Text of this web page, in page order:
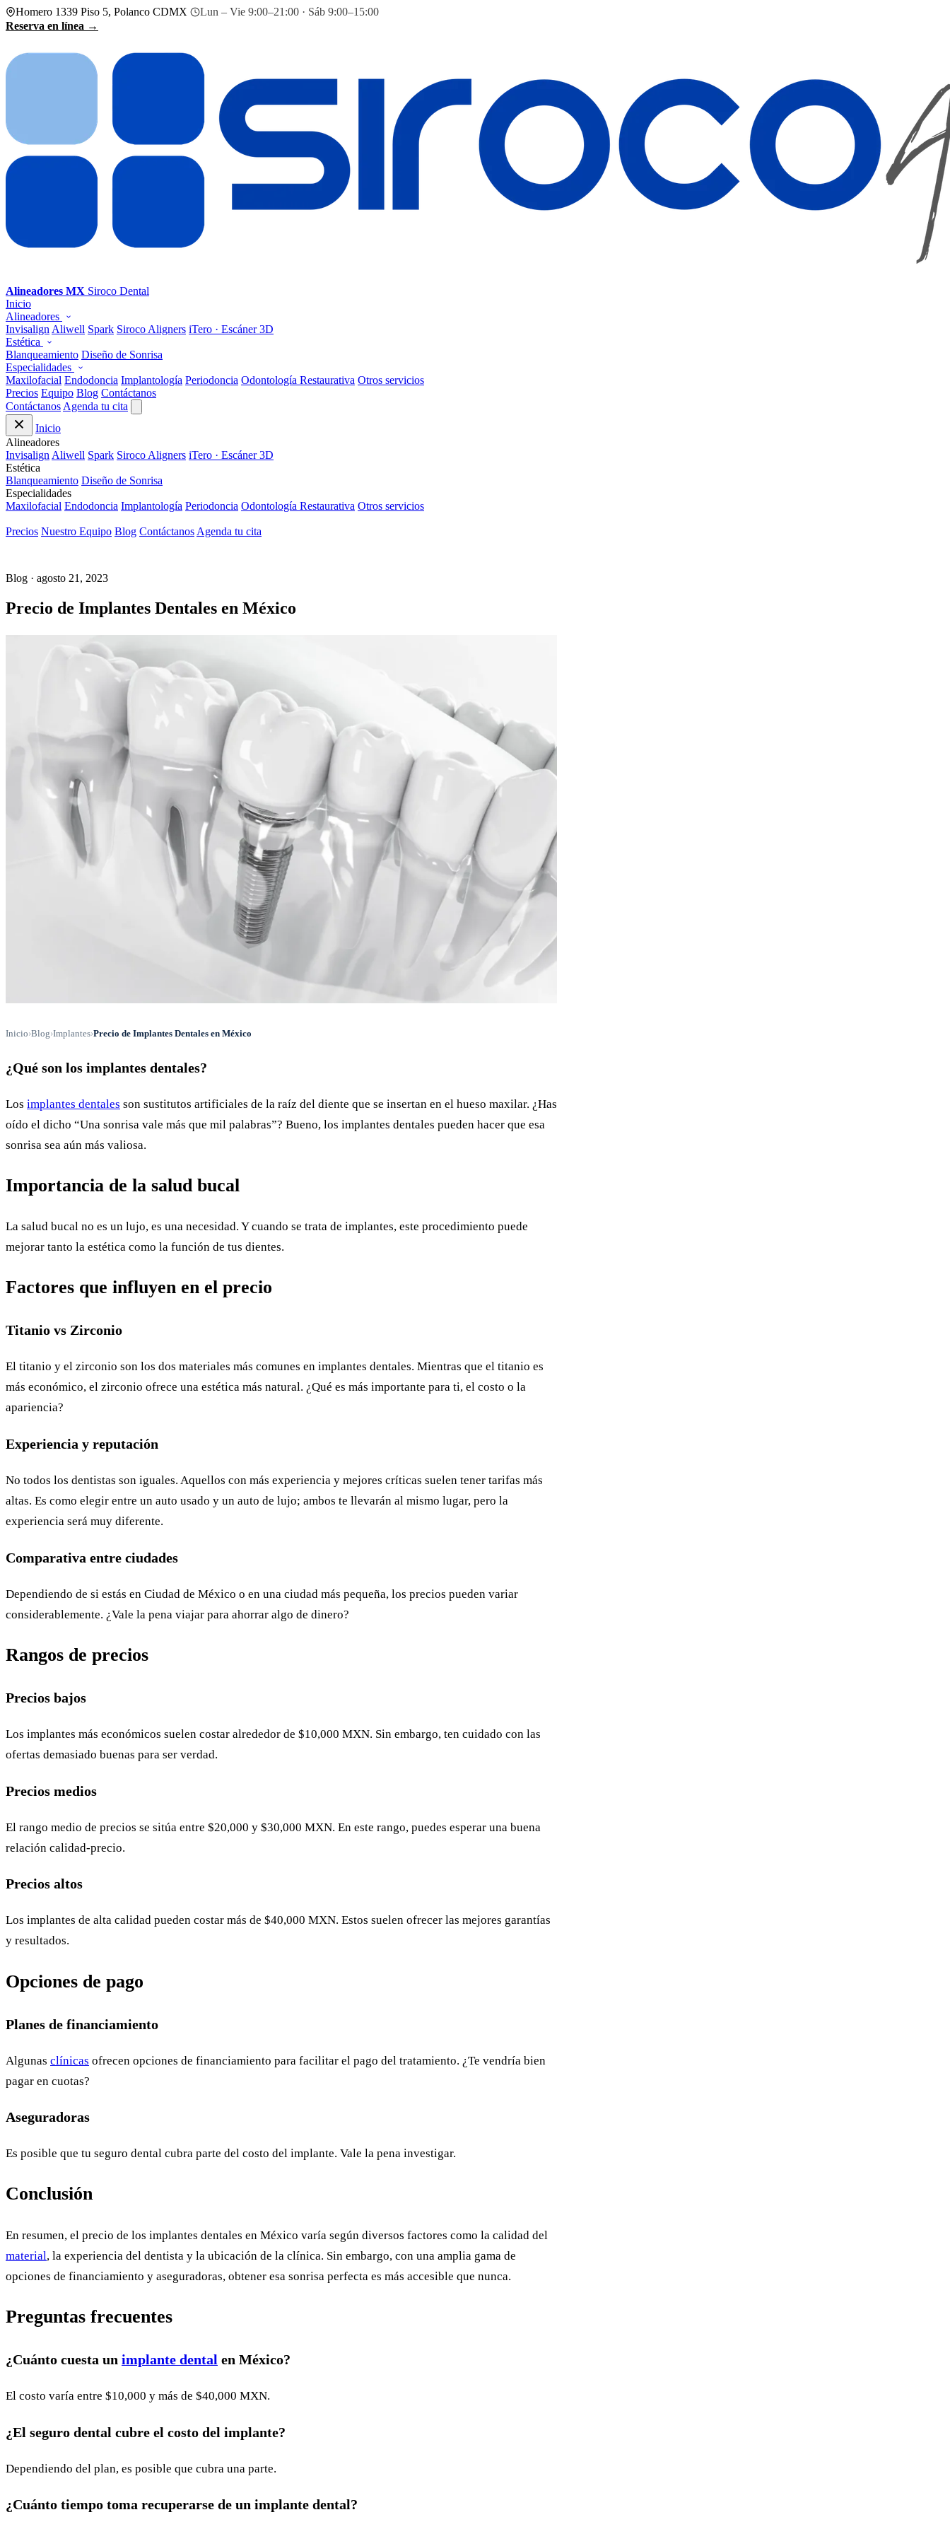
Homero 1339 Piso 5, Polanco CDMX
Lun – Vie 9:00–21:00 · Sáb 9:00–15:00
Reserva en línea →
Alineadores MX Siroco Dental
Inicio
Alineadores
Invisalign Aliwell Spark Siroco Aligners iTero · Escáner 3D
Estética
Blanqueamiento Diseño de Sonrisa
Especialidades
Maxilofacial Endodoncia Implantología Periodoncia Odontología Restaurativa Otros servicios
Precios Equipo Blog Contáctanos
Contáctanos Agenda tu cita
Inicio
Alineadores
Invisalign Aliwell Spark Siroco Aligners iTero · Escáner 3D
Estética
Blanqueamiento Diseño de Sonrisa
Especialidades
Maxilofacial Endodoncia Implantología Periodoncia Odontología Restaurativa Otros servicios
Precios Nuestro Equipo Blog Contáctanos Agenda tu cita
Blog · agosto 21, 2023
Precio de Implantes Dentales en México
Inicio›Blog›Implantes›Precio de Implantes Dentales en México
¿Qué son los implantes dentales?
Los implantes dentales son sustitutos artificiales de la raíz del diente que se insertan en el hueso maxilar. ¿Has
oído el dicho “Una sonrisa vale más que mil palabras”? Bueno, los implantes dentales pueden hacer que esa
sonrisa sea aún más valiosa.
Importancia de la salud bucal
La salud bucal no es un lujo, es una necesidad. Y cuando se trata de implantes, este procedimiento puede
mejorar tanto la estética como la función de tus dientes.
Factores que influyen en el precio
Titanio vs Zirconio
El titanio y el zirconio son los dos materiales más comunes en implantes dentales. Mientras que el titanio es
más económico, el zirconio ofrece una estética más natural. ¿Qué es más importante para ti, el costo o la
apariencia?
Experiencia y reputación
No todos los dentistas son iguales. Aquellos con más experiencia y mejores críticas suelen tener tarifas más
altas. Es como elegir entre un auto usado y un auto de lujo; ambos te llevarán al mismo lugar, pero la
experiencia será muy diferente.
Comparativa entre ciudades
Dependiendo de si estás en Ciudad de México o en una ciudad más pequeña, los precios pueden variar
considerablemente. ¿Vale la pena viajar para ahorrar algo de dinero?
Rangos de precios
Precios bajos
Los implantes más económicos suelen costar alrededor de $10,000 MXN. Sin embargo, ten cuidado con las
ofertas demasiado buenas para ser verdad.
Precios medios
El rango medio de precios se sitúa entre $20,000 y $30,000 MXN. En este rango, puedes esperar una buena
relación calidad-precio.
Precios altos
Los implantes de alta calidad pueden costar más de $40,000 MXN. Estos suelen ofrecer las mejores garantías
y resultados.
Opciones de pago
Planes de financiamiento
Algunas clínicas ofrecen opciones de financiamiento para facilitar el pago del tratamiento. ¿Te vendría bien
pagar en cuotas?
Aseguradoras
Es posible que tu seguro dental cubra parte del costo del implante. Vale la pena investigar.
Conclusión
En resumen, el precio de los implantes dentales en México varía según diversos factores como la calidad del
material, la experiencia del dentista y la ubicación de la clínica. Sin embargo, con una amplia gama de
opciones de financiamiento y aseguradoras, obtener esa sonrisa perfecta es más accesible que nunca.
Preguntas frecuentes
¿Cuánto cuesta un implante dental en México?
El costo varía entre $10,000 y más de $40,000 MXN.
¿El seguro dental cubre el costo del implante?
Dependiendo del plan, es posible que cubra una parte.
¿Cuánto tiempo toma recuperarse de un implante dental?